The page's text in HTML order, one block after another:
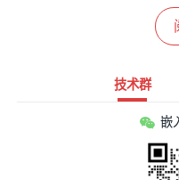
显示游戏画面。例
：用于游戏的
钮，分别对应上、
：用于游戏
技术群
嵌